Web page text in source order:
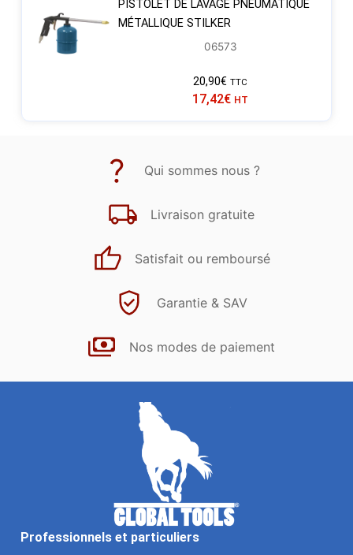
PISTOLET DE LAVAGE PNEUMATIQUE
MÉTALLIQUE STILKER
06573
20,90€ TTC
17,42€ HT
Qui sommes nous ?
Livraison gratuite
Satisfait ou remboursé
Garantie & SAV
Nos modes de paiement
Professionnels et particuliers